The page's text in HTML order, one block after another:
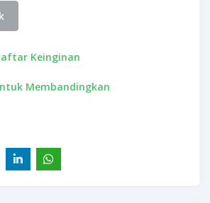
Keinginan
Membandingkan